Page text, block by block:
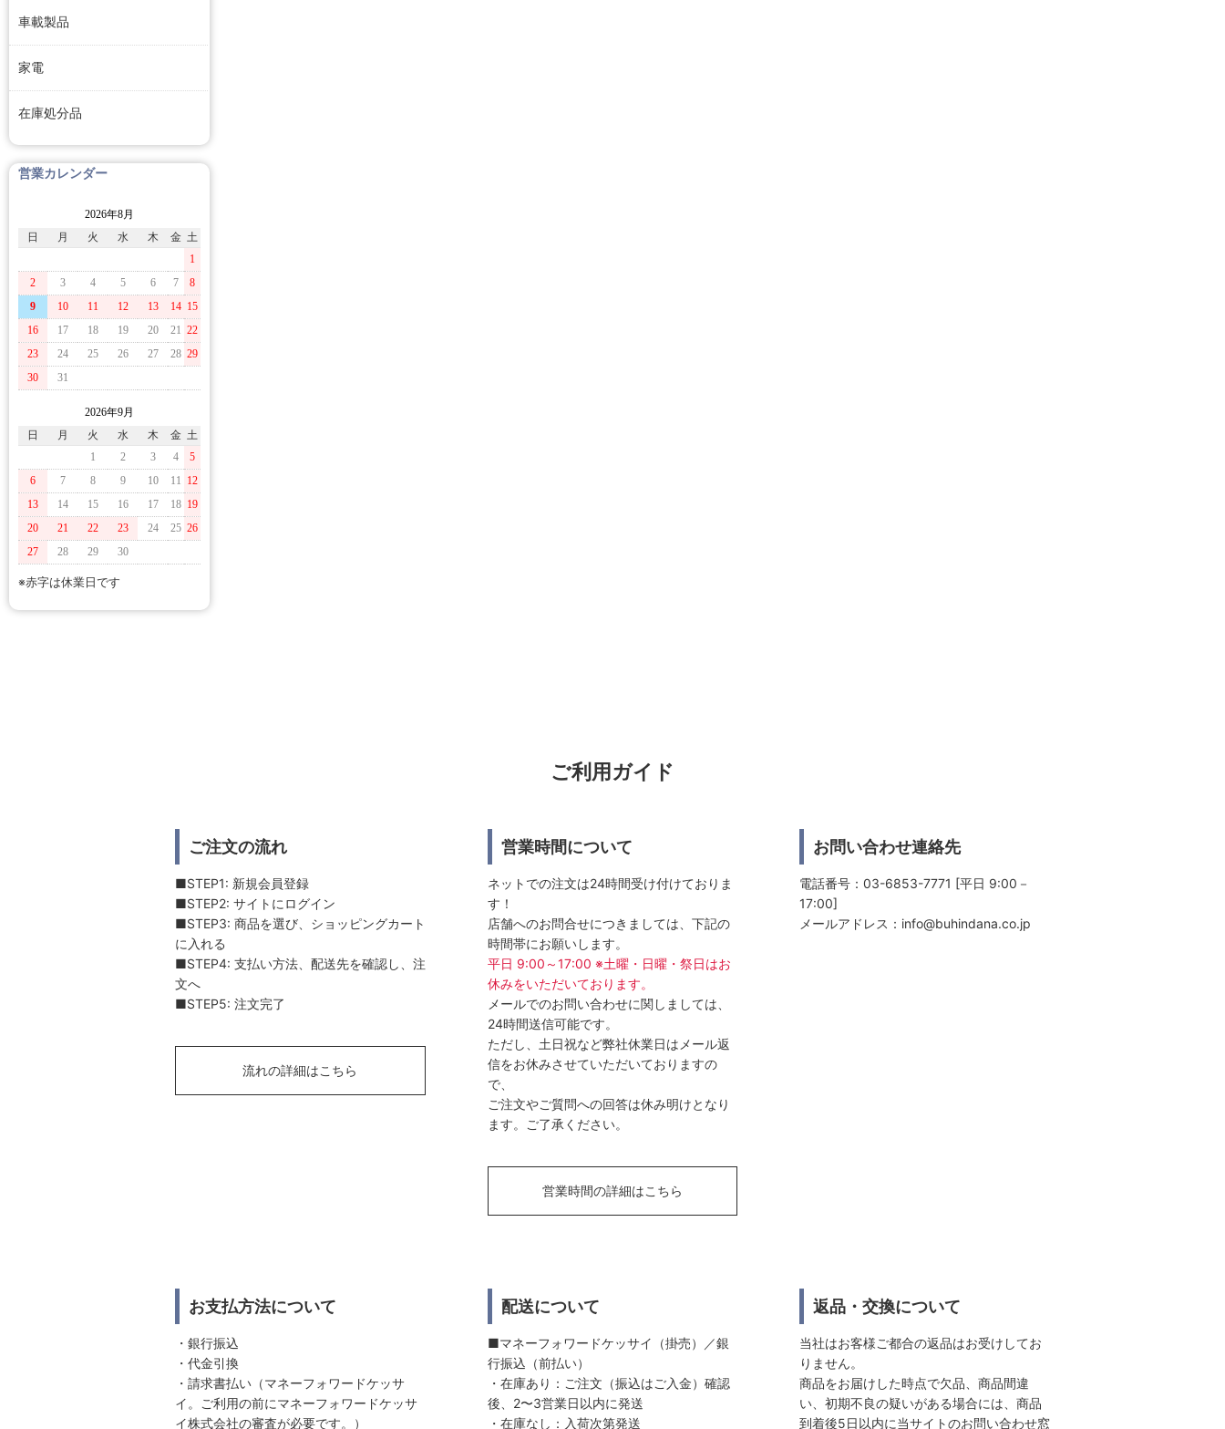
車載製品
家電
在庫処分品
営業カレンダー
2026年8月
日
月 火 水 木 金 土
1
2
3 4 5 6 7
8
9
10 11 12 13 14 15
16
17 18 19 20 21 22
23
24 25 26 27 28 29
30
31
2026年9月
日
月 火 水 木 金 土
1
2 3 4
5
6
7 8 9 10 11 12
13
14 15 16 17 18 19
20
21 22 23 24 25 26
27
28 29 30
※赤字は休業日です
ご利用ガイド
ご注文の流れ
■STEP1: 新規会員登録
■STEP2: サイトにログイン
■STEP3: 商品を選び、ショッピングカート
に入れる
■STEP4: 支払い方法、配送先を確認し、注
文へ
■STEP5: 注文完了
流れの詳細はこちら
営業時間について
ネットでの注文は24時間受け付けておりま
す！
店舗へのお問合せにつきましては、下記の
時間帯にお願いします。
平日 9:00～17:00 ※土曜・日曜・祭日はお
休みをいただいております。
メールでのお問い合わせに関しましては、
24時間送信可能です。
ただし、土日祝など弊社休業日はメール返
信をお休みさせていただいておりますの
で、
ご注文やご質問への回答は休み明けとなり
ます。ご了承ください。
営業時間の詳細はこちら
お問い合わせ連絡先
電話番号：03-6853-7771 [平日 9:00－
17:00]
メールアドレス： info@buhindana.co.jp
お支払方法について
・銀行振込
・代金引換
・請求書払い（マネーフォワードケッサ
イ。ご利用の前にマネーフォワードケッサ
イ株式会社の審査が必要です。）
配送について
■マネーフォワードケッサイ（掛売）／銀
行振込（前払い）
・在庫あり：ご注文（振込はご入金）確認
後、2〜3営業日以内に発送
・在庫なし：入荷次第発送
返品・交換について
当社はお客様ご都合の返品はお受けしてお
りません。
商品をお届けした時点で欠品、商品間違
い、初期不良の疑いがある場合には、商品
到着後5日以内に当サイトのお問い合わせ窓